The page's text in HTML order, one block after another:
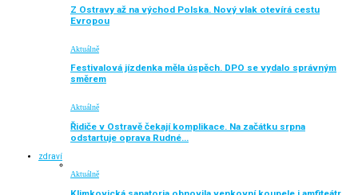
Z Ostravy až na východ Polska. Nový vlak otevírá cestu
Evropou
Aktuálně
Festivalová jízdenka měla úspěch. DPO se vydalo správným
směrem
Aktuálně
Řidiče v Ostravě čekají komplikace. Na začátku srpna
odstartuje oprava Rudné…
zdraví
Aktuálně